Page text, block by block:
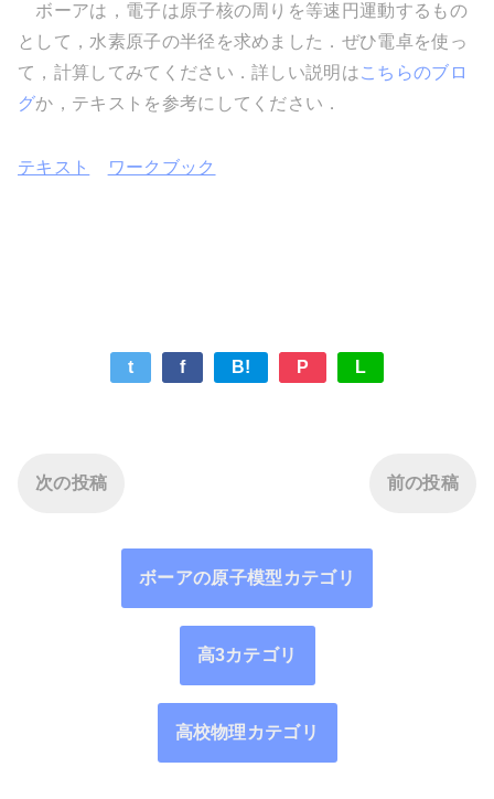
ボーアは，電子は原子核の周りを等速円運動するもの
として，水素原子の半径を求めました．ぜひ電卓を使っ
て，計算してみてください．詳しい説明はこちらのブロ
グか，テキストを参考にしてください．
テキスト ワークブック
t f B! P L
次の投稿 前の投稿
ボーアの原子模型カテゴリ
高3カテゴリ
高校物理カテゴリ